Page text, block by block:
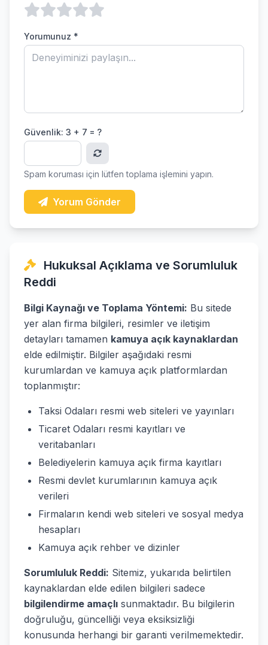
Yorumunuz *
Güvenlik: 3 + 7 = ?
Spam koruması için lütfen toplama işlemini yapın.
Yorum Gönder
Hukuksal Açıklama ve Sorumluluk
Reddi
Bilgi Kaynağı ve Toplama Yöntemi: Bu sitede
yer alan firma bilgileri, resimler ve iletişim
detayları tamamen kamuya açık kaynaklardan
elde edilmiştir. Bilgiler aşağıdaki resmi
kurumlardan ve kamuya açık platformlardan
toplanmıştır:
Taksi Odaları resmi web siteleri ve yayınları
Ticaret Odaları resmi kayıtları ve
veritabanları
Belediyelerin kamuya açık firma kayıtları
Resmi devlet kurumlarının kamuya açık
verileri
Firmaların kendi web siteleri ve sosyal medya
hesapları
Kamuya açık rehber ve dizinler
Sorumluluk Reddi: Sitemiz, yukarıda belirtilen
kaynaklardan elde edilen bilgileri sadece
bilgilendirme amaçlı sunmaktadır. Bu bilgilerin
doğruluğu, güncelliği veya eksiksizliği
konusunda herhangi bir garanti verilmemektedir.